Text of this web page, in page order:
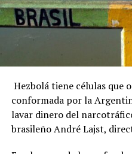
vegetación. Tras el
inició un incendio que se
de 40 militares, 11
operativas participaron
el lugar, de difícil acceso.
Las causas del accidente
las autoridades brasileñas.
informó qué provocó la
tragedia conmocionó a la
llegado a Río pocos días
Hezbolá tiene células
conformada por la
lavar dinero del
brasileño André Lajst,